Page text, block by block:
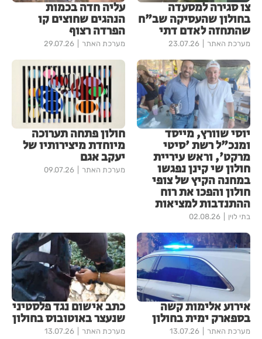
צו סגירה למסעדה
בחולון שהעסיקה שב"ח
שהתחזה לאדם דתי
מערכת האתר 23.07.26
עליה חדה בכמות
הנהגים שחוצים קו
הפרדה רצוף
מערכת האתר 29.07.26
יוסי שוורץ, מייסד
ומנכ"ל רשת 'סיטי
מרקט', וראש עיריית
חולון שי קינן נפגשו
במחנה הקיץ של צופי
חולון והפכו את רוח
ההתנדבות למציאות
בתי לוין 02.08.26
חולון פתחה תערוכה
מיוחדת מיצירותיו של
יעקב אגם
מערכת האתר 09.07.26
אירוע אלימות קשה
בספארק ימית בחולון
מערכת האתר 13.07.26
כתב אישום נגד פלסטיני
שנעצר באוטובוס בחולון
מערכת האתר 13.07.26